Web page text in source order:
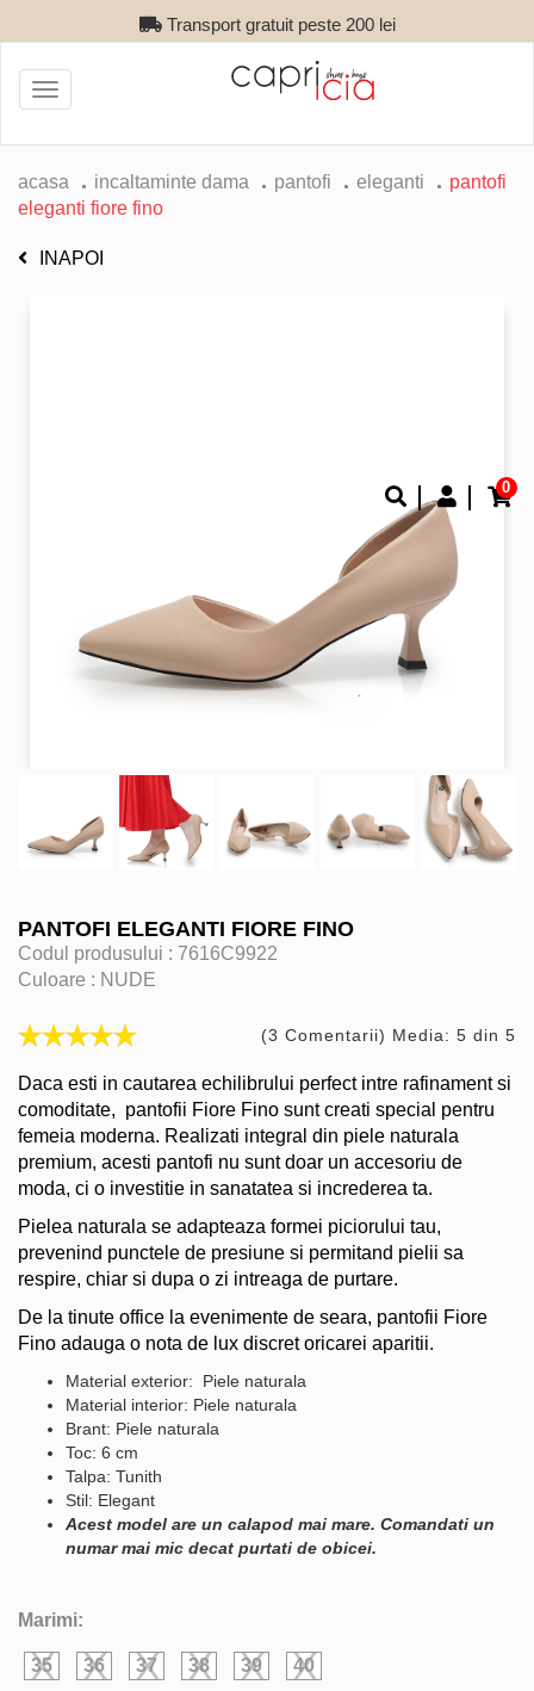
Transport gratuit peste 200 lei
0
Toggle
navigation
acasa incaltaminte dama pantofi eleganti
pantofi
eleganti fiore fino
INAPOI
PANTOFI ELEGANTI FIORE FINO
Codul produsului : 7616C9922
Culoare : NUDE
(3 Comentarii) Media: 5 din 5
Daca esti in cautarea echilibrului perfect intre rafinament si
comoditate, pantofii Fiore Fino sunt creati special pentru
femeia moderna. Realizati integral din piele naturala
premium, acesti pantofi nu sunt doar un accesoriu de
moda, ci o investitie in sanatatea si increderea ta.
Pielea naturala se adapteaza formei piciorului tau,
prevenind punctele de presiune si permitand pielii sa
respire, chiar si dupa o zi intreaga de purtare.
De la tinute office la evenimente de seara, pantofii Fiore
Fino adauga o nota de lux discret oricarei aparitii.
Material exterior: Piele naturala
Material interior: Piele naturala
Brant: Piele naturala
Toc: 6 cm
Talpa: Tunith
Stil: Elegant
Acest model are un calapod mai mare. Comandati un
numar mai mic decat purtati de obicei.
Marimi:
35 36 37 38 39 40